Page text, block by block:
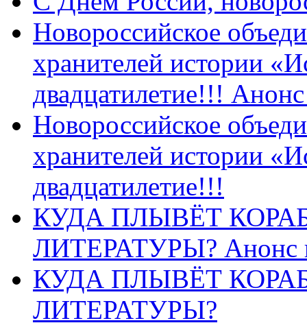
Новороссийское
хранителей истории
двадцатилетие!!!
Новороссийское
хранителей истории
двадцатилетие!!!
КУДА ПЛЫВЁТ
ЛИТЕРАТУРЫ? Анонс
КУДА ПЛЫВЁТ
ЛИТЕРАТУРЫ?